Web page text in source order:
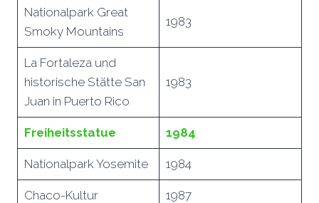
Nationalpark Great
Smoky Mountains
1983
La Fortaleza und
historische Stätte San
Juan in Puerto Rico
1983
Freiheitsstatue 1984
Nationalpark Yosemite 1984
Chaco-Kultur 1987